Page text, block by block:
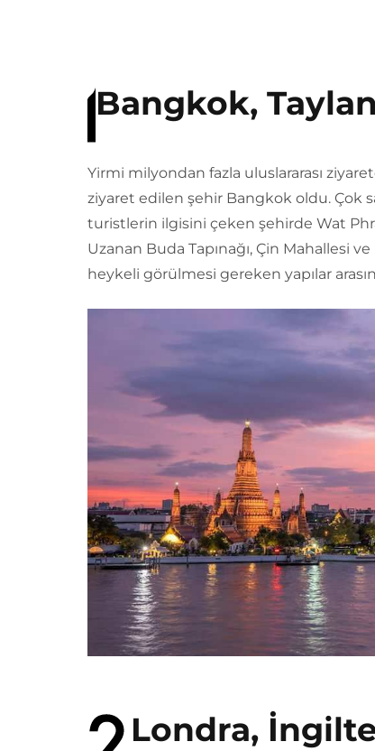
Bangkok,
Yirmi milyondan fazla uluslararası
ziyaret edilen şehir Bangkok oldu. Çok
turistlerin ilgisini çeken şehirde Wat
Uzanan Buda Tapınağı, Çin Mahallesi
heykeli görülmesi gereken yapılar
Londra,